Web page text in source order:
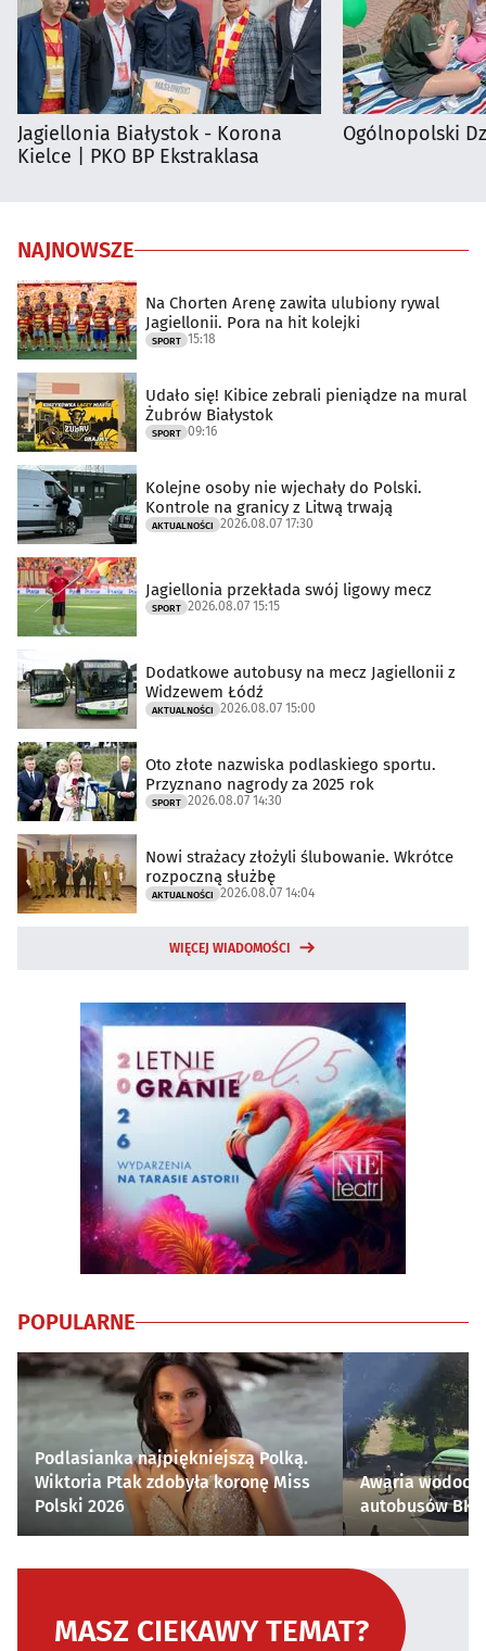
Jagiellonia Białystok - Korona
Kielce | PKO BP Ekstraklasa
Ogólnopolski
NAJNOWSZE
Na Chorten Arenę zawita ulubiony rywal
Jagiellonii. Pora na hit kolejki
SPORT 15:18
Udało się! Kibice zebrali pieniądze na mural
Żubrów Białystok
SPORT 09:16
Kolejne osoby nie wjechały do Polski.
Kontrole na granicy z Litwą trwają
AKTUALNOŚCI 2026.08.07 17:30
Jagiellonia przekłada swój ligowy mecz
SPORT 2026.08.07 15:15
Dodatkowe autobusy na mecz Jagiellonii z
Widzewem Łódź
AKTUALNOŚCI 2026.08.07 15:00
Oto złote nazwiska podlaskiego sportu.
Przyznano nagrody za 2025 rok
SPORT 2026.08.07 14:30
Nowi strażacy złożyli ślubowanie. Wkrótce
rozpoczną służbę
AKTUALNOŚCI 2026.08.07 14:04
WIĘCEJ WIADOMOŚCI
POPULARNE
Podlasianka najpiękniejszą Polką.
Wiktoria Ptak zdobyła koronę Miss
Polski 2026
Awaria
autobusów
MASZ CIEKAWY TEMAT?